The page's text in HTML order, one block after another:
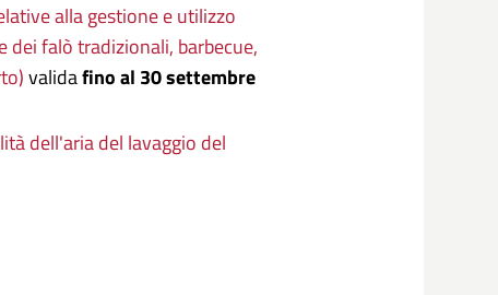
alla gestione e utilizzo
falò tradizionali, barbecue,
validafino al 30 settembre
dell'aria del lavaggio del